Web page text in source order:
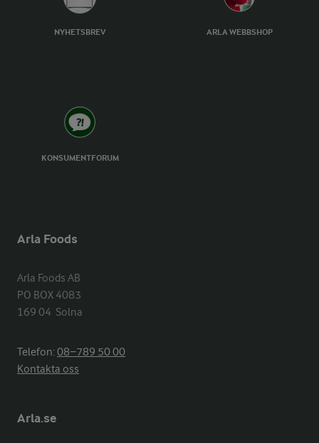
NYHETSBREV ARLA WEBBSHOP
KONSUMENTFORUM
Arla Foods
Arla Foods AB
PO BOX 4083
169 04  Solna
Telefon:08−789 50 00
Kontakta oss
Arla.se